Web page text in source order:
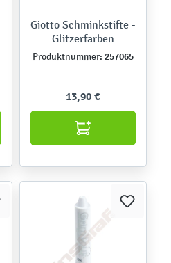
Giotto Schminkstifte -
Glitzerfarben
Produktnummer: 257065
13,90 €